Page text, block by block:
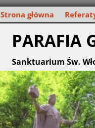
Strona główna
PARAFIA
Sanktuarium Św.